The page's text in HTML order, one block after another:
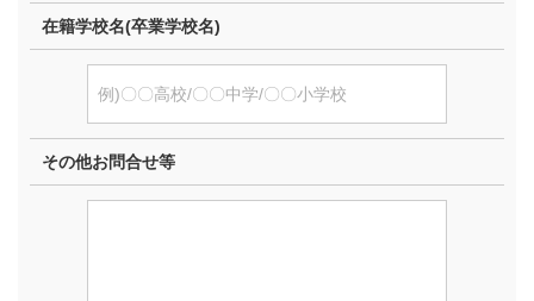
在籍学校名(卒業学校名)
その他お問合せ等